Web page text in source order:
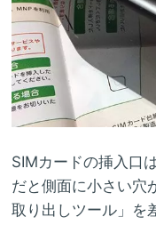
SIMカードの挿入口
だと側面に小さい穴
取り出しツール」を